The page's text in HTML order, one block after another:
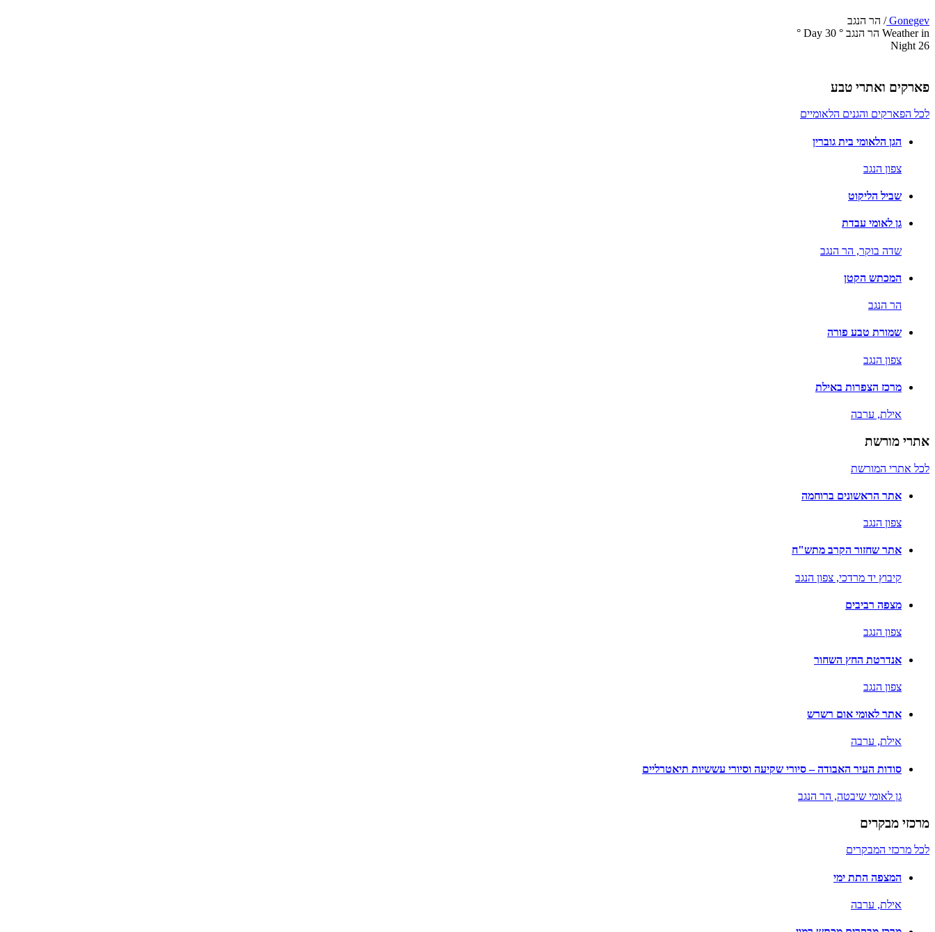
Gonegev
/ הר הנגב
Weather in הר הנגב
°
30
Day
°
26
Night
פארקים ואתרי טבע
לכל הפארקים והגנים הלאומיים
הגן הלאומי בית גוברין
צפון הנגב
שביל הליקוט
גן לאומי עבדת
שדה בוקר, הר הנגב
המכתש הקטן
הר הנגב
שמורת טבע פורה
צפון הנגב
מרכז הצפרות באילת
אילת, ערבה
אתרי מורשת
לכל אתרי המורשת
אתר הראשונים ברוחמה
צפון הנגב
אתר שחזור הקרב מתש"ח
קיבוץ יד מרדכי, צפון הנגב
מצפה רביבים
צפון הנגב
אנדרטת החץ השחור
צפון הנגב
אתר לאומי אום רשרש
אילת, ערבה
סודות העיר האבודה – סיורי שקיעה וסיורי עששיות תיאטרליים
גן לאומי שיבטה, הר הנגב
מרכזי מבקרים
לכל מרכזי המבקרים
המצפה התת ימי
אילת, ערבה